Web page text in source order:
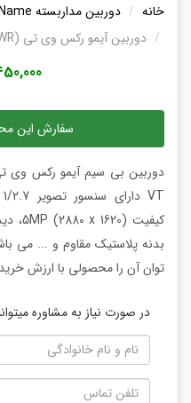
خانه
دوربین مداربسته No Name
دوربین آیمو رکس وی تی (IPC-S2VP-5M0WR) Imou Rex VT
8,450,000
سفارش این
بدنه پلاستیک مقاوم و ... می
توان آن را محصولی با ارزش
در صورت نیاز به مشاوره